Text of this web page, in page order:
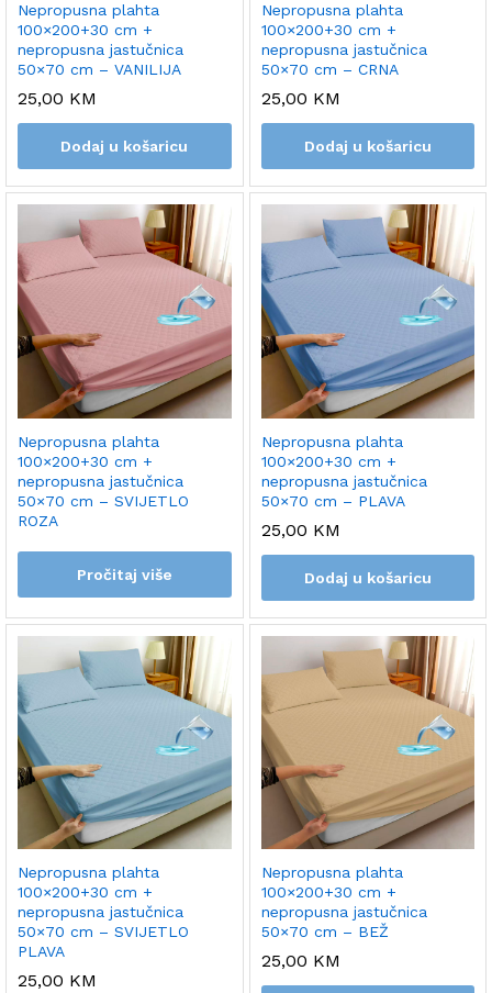
Nepropusna plahta
100×200+30 cm +
nepropusna jastučnica
50×70 cm – VANILIJA
25,00 KM
Dodaj u košaricu
Nepropusna plahta
100×200+30 cm +
nepropusna jastučnica
50×70 cm – CRNA
25,00 KM
Dodaj u košaricu
Nepropusna plahta
100×200+30 cm +
nepropusna jastučnica
50×70 cm – SVIJETLO
ROZA
Pročitaj više
Nepropusna plahta
100×200+30 cm +
nepropusna jastučnica
50×70 cm – PLAVA
25,00 KM
Dodaj u košaricu
Nepropusna plahta
100×200+30 cm +
nepropusna jastučnica
50×70 cm – SVIJETLO
PLAVA
25,00 KM
Nepropusna plahta
100×200+30 cm +
nepropusna jastučnica
50×70 cm – BEŽ
25,00 KM